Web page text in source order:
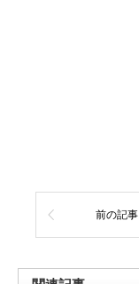
前の記事